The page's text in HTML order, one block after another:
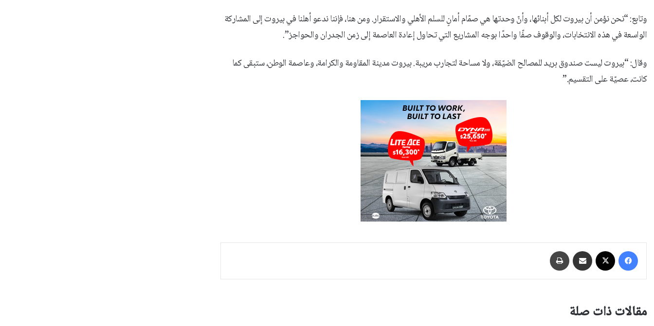
وتابع: “نحن نؤمن أن بيروت لكل أبنائها، وأنّ وحدتها هي صمّام أمانٍ للسلم الأهلي والاستقرار. ومن هنا، فإننا ندعو أهلنا في بيروت إلى المشاركة
الواسعة في هذه الانتخابات، والوقوف صفًا واحدًا بوجه المشاريع التي تحاول إعادة العاصمة إلى زمن الجدران والحواجز”.
وقال: “بيروت ليست صندوق بريد للمصالح الضيّقة، ولا مساحة لتجارب مريبة. بيروت مدينة المقاومة والكرامة، وعاصمة الوطن، ستبقى كما
كانت، عصيّة على التقسيم.”
فيسبوك مشاركة عبر البريد
مقالات ذات صلة